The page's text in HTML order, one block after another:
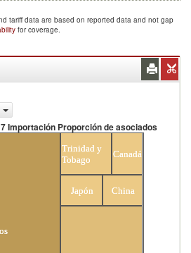
tariff data are based on reported data and not gap
for coverage.
Importación Proporción de asociados
Trinidad y
Tobago
Canadá
Japón China